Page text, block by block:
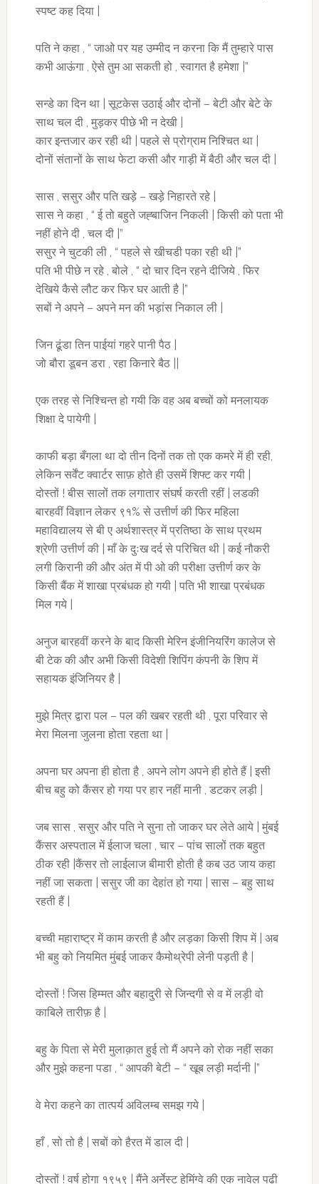
स्पष्ट कह दिया |
पति ने कहा , “ जाओ पर यह उम्मीद न करना कि मैं तुम्हारे पास
कभी आऊंगा , ऐसे तुम आ सकती हो , स्वागत है हमेशा |”
सन्डे का दिन था | सूटकेस उठाई और दोनों – बेटी और बेटे के
साथ चल दी , मुड़कर पीछे भी न देखी |
कार इन्तजार कर रही थी | पहले से प्रोग्राम निश्चित था |
दोनों संतानों के साथ फेटा कसी और गाड़ी में बैठी और चल दी |
सास , ससुर और पति खड़े – खड़े निहारते रहे |
सास ने कहा , “ ई तो बहुते जह्बाजिन निकली | किसी को पता भी
नहीं होने दी , चल दी |”
ससुर ने चुटकी ली , “ पहले से खीचडी पका रही थी |”
पति भी पीछे न रहे , बोले , “ दो चार दिन रहने दीजिये , फिर
देखिये कैसे लौट कर फिर घर आती है |”
सबों ने अपने – अपने मन की भड़ांस निकाल ली |
जिन ढूंडा तिन पाईयां गहरे पानी पैठ |
जो बौरा डूबन डरा , रहा किनारे बैठ ||
एक तरह से निश्चिन्त हो गयी कि वह अब बच्चों को मनलायक
शिक्षा दे पायेगी |
काफी बड़ा बँगला था दो तीन दिनों तक तो एक कमरे में ही रही,
लेकिन सर्वेंट क्वार्टर साफ़ होते ही उसमें शिफ्ट कर गयी |
दोस्तों ! बीस सालों तक लगातार संघर्ष करती रहीं | लडकी
बारहवीं विज्ञान लेकर ९१% से उत्तीर्ण की फिर महिला
महाविद्यालय से बी ए अर्थशास्त्र में प्रतिष्ठा के साथ प्रथम
श्रेणी उत्तीर्ण की | माँ के दुःख दर्द से परिचित थी | कई नौकरी
लगी किरानी की और अंत में पी ओ की परीक्षा उत्तीर्ण कर के
किसी बैंक में शाखा प्रबंधक हो गयी | पति भी शाखा प्रबंधक
मिल गये |
अनुज बारहवीं करने के बाद किसी मेरिन इंजीनियरिंग कालेज से
बी टेक की और अभी किसी विदेशी शिपिंग कंपनी के शिप में
सहायक इंजिनियर है |
मुझे मित्र द्वारा पल – पल की खबर रहती थी , पूरा परिवार से
मेरा मिलना जुलना होता रहता था |
अपना घर अपना ही होता है , अपने लोग अपने ही होते हैं | इसी
बीच बहु को कैंसर हो गया पर हार नहीं मानी , डटकर लड़ी |
जब सास , ससुर और पति ने सुना तो जाकर घर लेते आये | मुंबई
कैंसर अस्पताल में ईलाज चला , चार – पांच सालों तक बहुत
ठीक रही |कैंसर तो लाईलाज बीमारी होती है कब उठ जाय कहा
नहीं जा सकता | ससुर जी का देहांत हो गया | सास – बहु साथ
रहती हैं |
बच्ची महाराष्ट्र में काम करती है और लड़का किसी शिप में | अब
भी बहु को नियमित मुंबई जाकर कैमोथ्रेपी लेनी पड़ती है |
दोस्तों ! जिस हिम्मत और बहादुरी से जिन्दगी से व में लड़ी वो
काबिले तारीफ़ है |
बहु के पिता से मेरी मुलाक़ात हुई तो मैं अपने को रोक नहीं सका
और मुझे कहना पडा , “ आपकी बेटी – “ खूब लड़ी मर्दानी |”
वे मेरा कहने का तात्पर्य अविलम्ब समझ गये |
हाँ , सो तो है | सबों को हैरत में डाल दी |
दोस्तों ! वर्ष होगा १९५९ | मैंने अर्नेस्ट हेमिंग्वे की एक नावेल पढी